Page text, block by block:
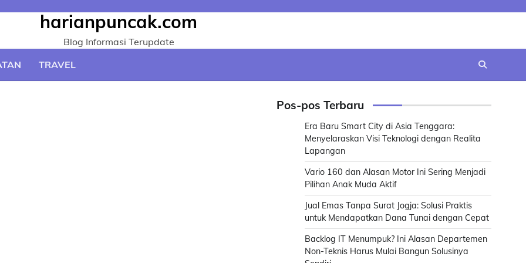
harianpuncak.com
Blog Informasi Terupdate
TRAVEL
Pos-pos Terbaru
Era Baru Smart City di Asia Tenggara:
Menyelaraskan Visi Teknologi dengan Realita
Lapangan
Vario 160 dan Alasan Motor Ini Sering Menjadi
Pilihan Anak Muda Aktif
Jual Emas Tanpa Surat Jogja: Solusi Praktis
untuk Mendapatkan Dana Tunai dengan Cepat
Backlog IT Menumpuk? Ini Alasan Departemen
Non-Teknis Harus Mulai Bangun Solusinya